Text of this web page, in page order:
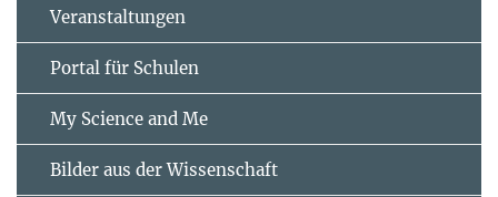
Veranstaltungen
Portal für Schulen
My Science and Me
Bilder aus der Wissenschaft